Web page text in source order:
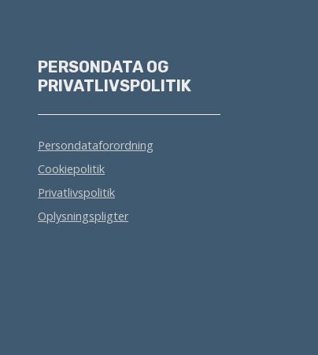
PERSONDATA OG
PRIVATLIVSPOLITIK
Persondataforordning
Cookiepolitik
Privatlivspolitik
Oplysningspligter